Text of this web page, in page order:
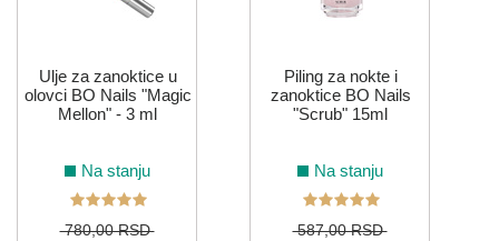
Ulje za zanoktice u
olovci BO Nails "Magic
Mellon" - 3 ml
Na stanju
780,00 RSD
Piling za nokte i
zanoktice BO Nails
"Scrub" 15ml
Na stanju
587,00 RSD